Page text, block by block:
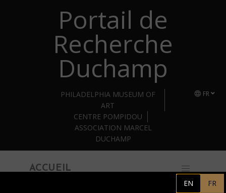
Retourner au contenu principal
Portail de
Recherche
Duchamp
FR
PHILADELPHIA MUSEUM OF
ART
CENTRE POMPIDOU
ASSOCIATION MARCEL
DUCHAMP
ACCUEIL
EN FR